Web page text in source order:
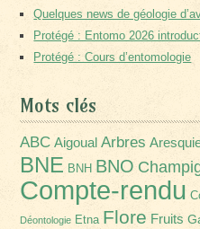
Quelques news de géologie
Protégé : Entomo 2026
Protégé : Cours d’entomologie
Mots clés
ABC Aigoual Arbres
BNE BNH BNO
Compte-rendu
Déontologie Etna Flore Fruits